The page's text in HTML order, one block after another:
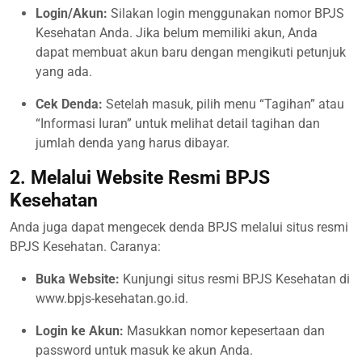
Login/Akun: Silakan login menggunakan nomor BPJS
Kesehatan Anda. Jika belum memiliki akun, Anda
dapat membuat akun baru dengan mengikuti petunjuk
yang ada.
Cek Denda: Setelah masuk, pilih menu “Tagihan” atau
“Informasi Iuran” untuk melihat detail tagihan dan
jumlah denda yang harus dibayar.
2. Melalui Website Resmi BPJS
Kesehatan
Anda juga dapat mengecek denda BPJS melalui situs resmi
BPJS Kesehatan. Caranya:
Buka Website: Kunjungi situs resmi BPJS Kesehatan di
www.bpjs-kesehatan.go.id.
Login ke Akun: Masukkan nomor kepesertaan dan
password untuk masuk ke akun Anda.